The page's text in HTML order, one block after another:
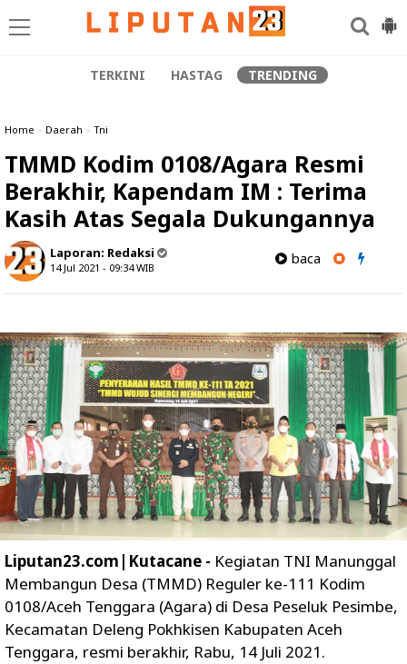
TERKINI HASTAG TRENDING
Home » Daerah » Tni
TMMD Kodim 0108/Agara Resmi
Berakhir, Kapendam IM : Terima
Kasih Atas Segala Dukungannya
Laporan: Redaksi
14 Jul 2021 - 09:34WIB
baca
Liputan23.com|Kutacane - Kegiatan TNI Manunggal
Membangun Desa (TMMD) Reguler ke-111 Kodim
0108/Aceh Tenggara (Agara) di Desa Peseluk Pesimbe,
Kecamatan Deleng Pokhkisen Kabupaten Aceh
Tenggara, resmi berakhir, Rabu, 14 Juli 2021.